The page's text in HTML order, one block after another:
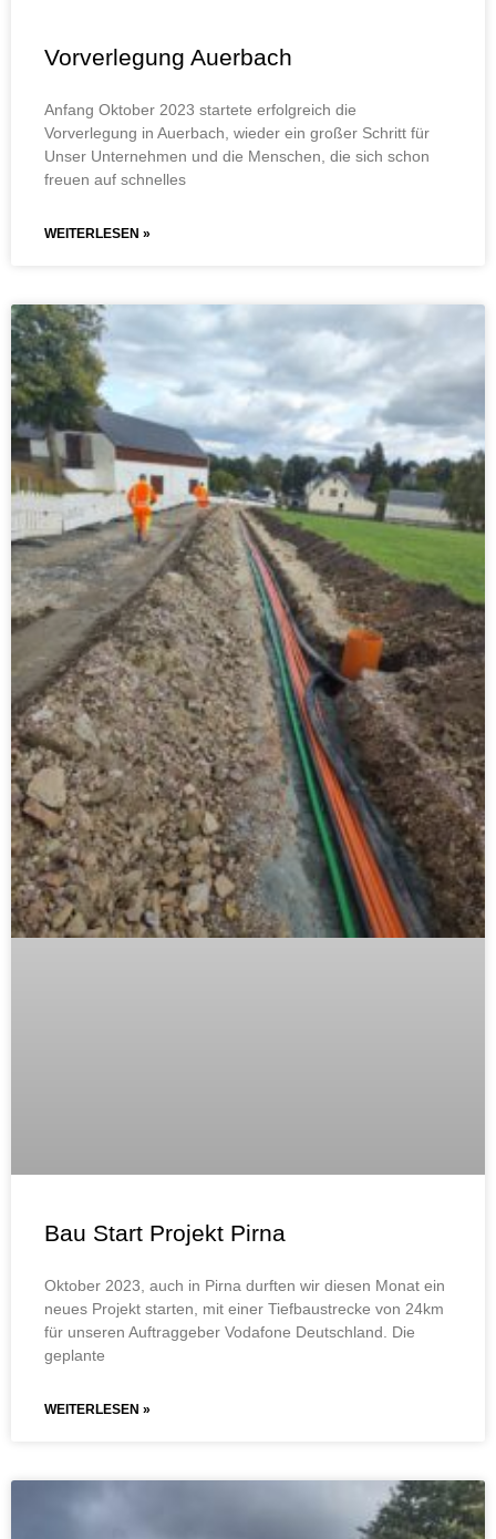
Vorverlegung Auerbach
Anfang Oktober 2023 startete erfolgreich die
Vorverlegung in Auerbach, wieder ein großer Schritt für
Unser Unternehmen und die Menschen, die sich schon
freuen auf schnelles
WEITERLESEN »
Bau Start Projekt Pirna
Oktober 2023, auch in Pirna durften wir diesen Monat ein
neues Projekt starten, mit einer Tiefbaustrecke von 24km
für unseren Auftraggeber Vodafone Deutschland. Die
geplante
WEITERLESEN »